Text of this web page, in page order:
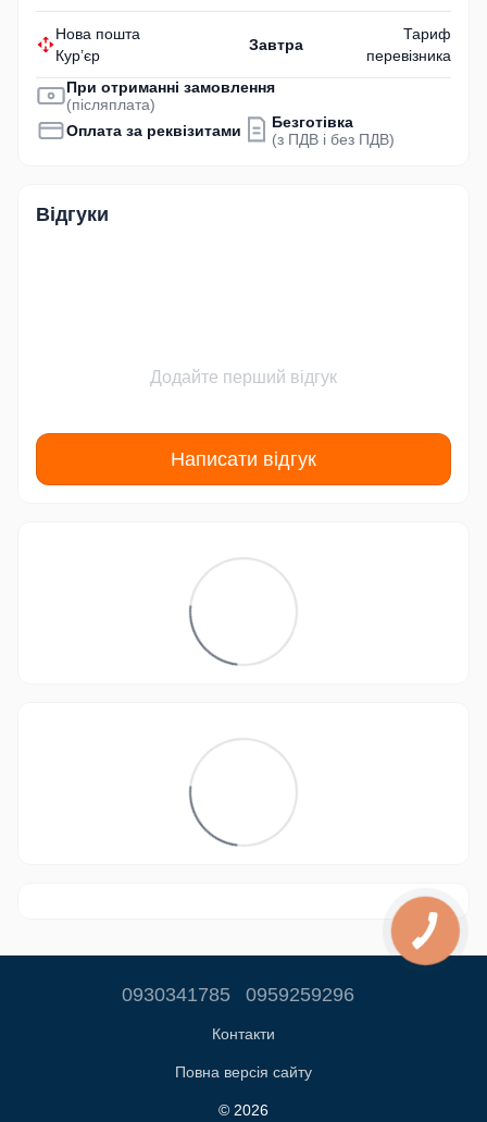
Нова пошта
Кур’єр
Завтра
Тариф
перевізника
При отриманні замовлення
(післяплата)
Оплата за реквізитами
Безготівка
(з ПДВ і без ПДВ)
Відгуки
Додайте перший відгук
Написати відгук
0930341785 0959259296
Контакти
Повна версія сайту
© 2026